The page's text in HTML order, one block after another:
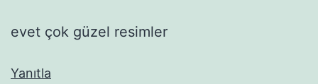
evet çok güzel resimler
Yanıtla